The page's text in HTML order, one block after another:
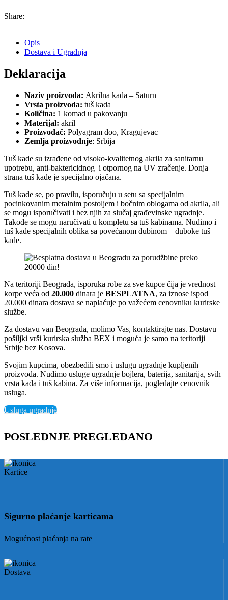
Share:
Opis
Dostava i Ugradnja
Deklaracija
Naziv proizvoda: Akrilna kada – Saturn
Vrsta proizvoda: tuš kada
Količina: 1 komad u pakovanju
Materijal: akril
Proizvođač: Polyagram doo, Kragujevac
Zemlja proizvodnje: Srbija
Tuš kade su izrađene od visoko-kvalitetnog akrila za sanitarnu
upotrebu, anti-baktericidnog i otpornog na UV zračenje. Donja
strana tuš kade je specijalno ojačana.
Tuš kade se, po pravilu, isporučuju u setu sa specijalnim
pocinkovanim metalnim postoljem i bočnim oblogama od akrila, ali
se mogu isporučivati i bez njih za slučaj građevinske ugradnje.
Takođe se mogu naručivati u kompletu sa tuš kabinama. Nudimo i
tuš kade specijalnih oblika sa povećanom dubinom – duboke tuš
kade.
Na teritoriji Beograda, isporuka robe za sve kupce čija je vrednost
korpe veća od 20.000 dinara je BESPLATNA, za iznose ispod
20.000 dinara dostava se naplaćuje po važećem cenovniku kurirske
službe.
Za dostavu van Beograda, molimo Vas, kontaktirajte nas. Dostavu
pošiljki vrši kurirska služba BEX i moguća je samo na teritoriji
Srbije bez Kosova.
Svojim kupcima, obezbedili smo i uslugu ugradnje kupljenih
proizvoda. Nudimo usluge ugradnje bojlera, baterija, sanitarija, svih
vrsta kada i tuš kabina. Za više informacija, pogledajte cenovnik
usluga.
Usluga ugradnje
POSLEDNJE PREGLEDANO
Sigurno plaćanje karticama
Mogućnost plaćanja na rate